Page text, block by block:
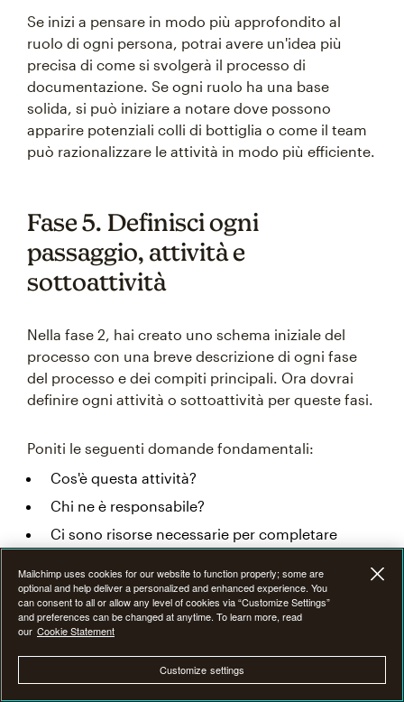
Se inizi a pensare in modo più approfondito al
ruolo di ogni persona, potrai avere un'idea più
precisa di come si svolgerà il processo di
documentazione. Se ogni ruolo ha una base
solida, si può iniziare a notare dove possono
apparire potenziali colli di bottiglia o come il team
può razionalizzare le attività in modo più efficiente.
Fase 5. Definisci ogni
passaggio, attività e
sottoattività
Nella fase 2, hai creato uno schema iniziale del
processo con una breve descrizione di ogni fase
del processo e dei compiti principali. Ora dovrai
definire ogni attività o sottoattività per queste fasi.
Poniti le seguenti domande fondamentali:
Cos'è questa attività?
Chi ne è responsabile?
Ci sono risorse necessarie per completare
l'attività?
Ci sono sfide comuni nel completamento di
questa attività? Se sì, puoi elencare le
potenziali soluzioni?
persona in questione è malata o in vacanza?
Mailchimp uses cookies for our website to function properly; some are
optional and help deliver a personalized and enhanced experience. You
can consent to all or allow any level of cookies via “Customize Settings”
and preferences can be changed at anytime. To learn more, read
our Cookie Statement
Customize settings